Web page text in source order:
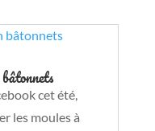
cet été,
les moules à